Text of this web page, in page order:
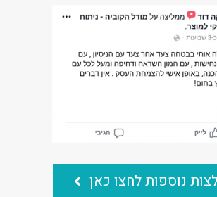
נוספות לחצו כאן